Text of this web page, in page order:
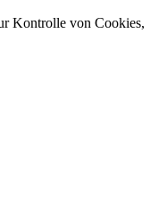
Kontrolle von Cookies,